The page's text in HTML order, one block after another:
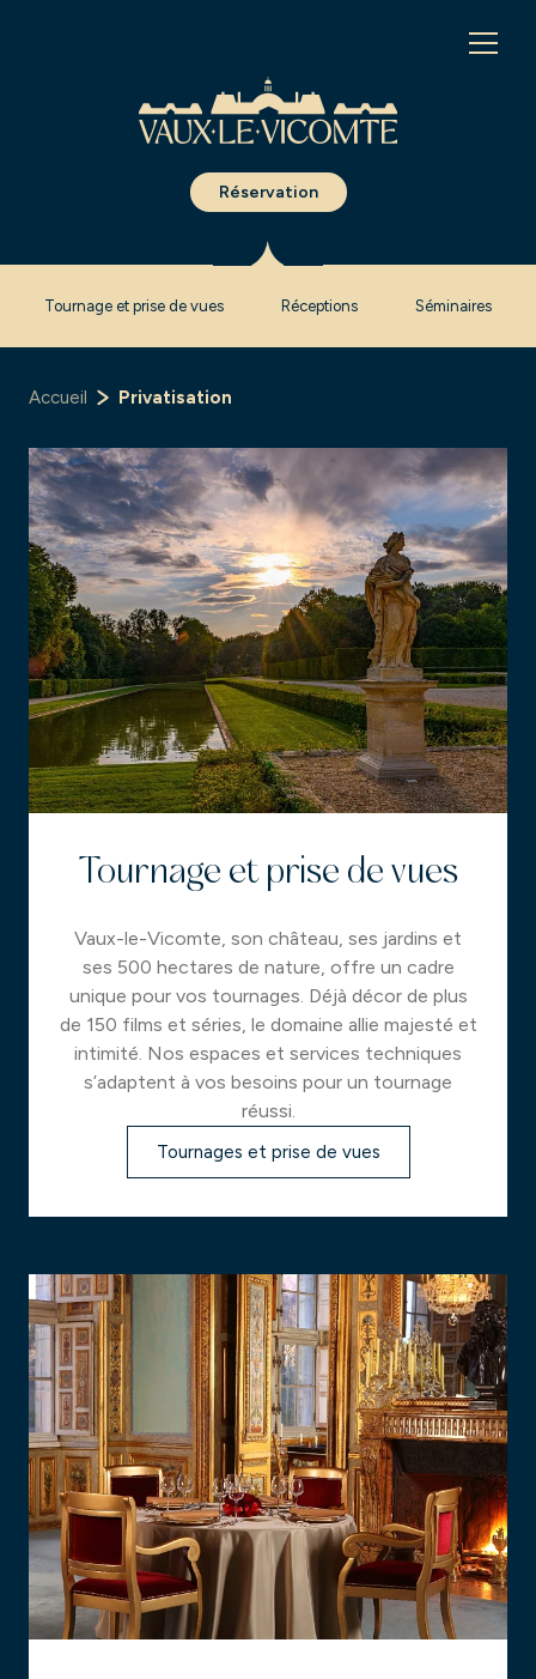
Réservation
Tournage et prise de vues Réceptions Séminaires
Accueil Privatisation
Tournage et prise de vues
Vaux-le-Vicomte, son château, ses jardins et
ses 500 hectares de nature, offre un cadre
unique pour vos tournages. Déjà décor de plus
de 150 films et séries, le domaine allie majesté et
intimité. Nos espaces et services techniques
s’adaptent à vos besoins pour un tournage
réussi.
Tournages et prise de vues